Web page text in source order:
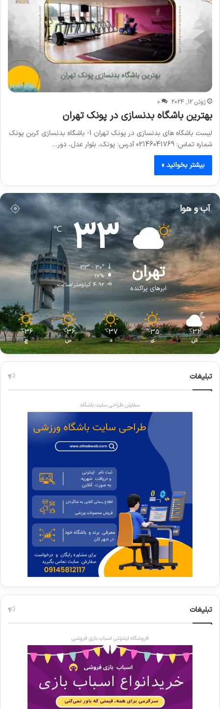
ژوئن 12, 2024 0
بهترین باشگاه بدنسازی در پونک تهران
لیست باشگاه های بدنسازی در پونک تهران 1- باشگاه بدنسازی کربن پونک
شماره تماس: 02146041769 آدرس: پونک، بلوار عدل، دور…
بیشتر بخوانید »
آب و هوا
تهران
ابرهای پراکنده
33
℃
33º - 30º
17%
4.92 کیلومتر/ساعت
32
℃
ش
35
℃
ی
37
℃
د
36
℃
س
36
℃
چ
تبلیغات
سفارش طراحی سایت باشگاه
تبلیغات
فروشگاه اینترنتی اسباب بازی فروشی